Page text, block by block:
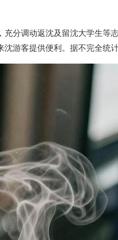
调动返沈及留沈大学生等
游客提供便利。据不完全统